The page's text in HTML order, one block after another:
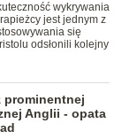
wykrywania
jest jednym z
się
odsłonili kolejny
prominentnej
Anglii - opata